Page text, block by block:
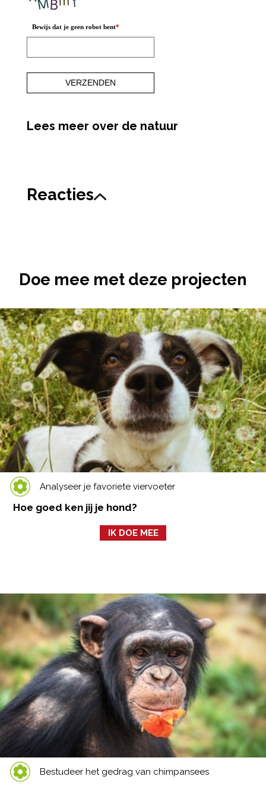
Bewijs dat je geen robot bent*
Lees meer over de natuur
Reacties
Doe mee met deze projecten
Analyseer je favoriete viervoeter
Hoe goed ken jij je hond?
IK DOE MEE
Bestudeer het gedrag van chimpansees